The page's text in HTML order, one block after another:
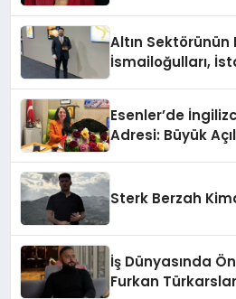
Altın Sektörünün
İsmailoğulları,
Esenler’de
Adresi: Büyük
Sterk Berzah
İş Dünyasında
Furkan